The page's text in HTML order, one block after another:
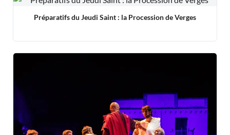
Préparatifs du Jeudi Saint : la Procession de Verges